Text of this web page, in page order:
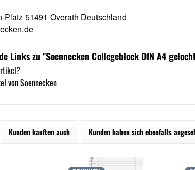
Platz 51491 Overath Deutschland
Links zu "Soennecken Collegeblock DIN A4
von Soennecken
Kunden kauften auch Kunden haben sich ebenfalls